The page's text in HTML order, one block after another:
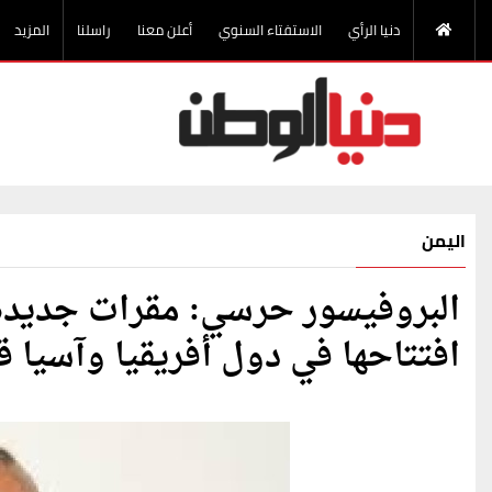
دنيا الرأي الاستفتاء السنوي أعلن معنا راسلنا المزيد
اليمن
البروفيسور حرسي: مقرات
افتتاحها في دول أفريقيا وآسيا